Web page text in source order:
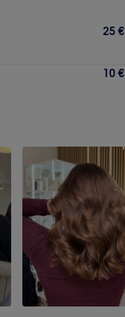
25 €
10 €